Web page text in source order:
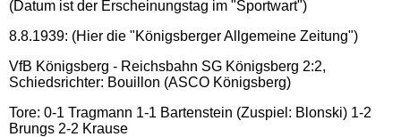
(Datum ist der Erscheinungstag im "Sportwart")
8.8.1939: (Hier die "Königsberger Allgemeine Zeitung")
VfB Königsberg - Reichsbahn SG Königsberg 2:2,
Schiedsrichter: Bouillon (ASCO Königsberg)
Tore: 0-1 Tragmann 1-1 Bartenstein (Zuspiel: Blonski) 1-2
Brungs 2-2 Krause